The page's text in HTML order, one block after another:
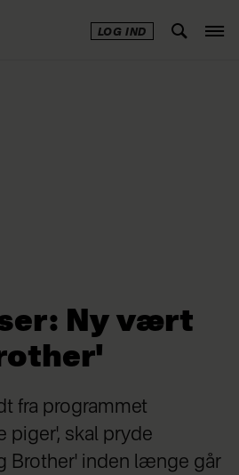
LOG IND
Ny vært
fra programmet
piger', skal pryde
Brother' inden længe går